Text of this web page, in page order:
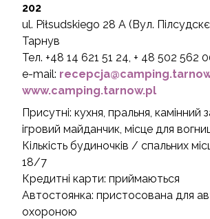
202
ul. Piłsudskiego 28 А (Вул.
Тарнув
Тел. +48 14 621 51 24, + 48 502 562
e-mail:
www.camping.tarnow.pl
Присутні: кухня, пральня, камінний
ігровий майданчик, місце для
Кількість будиночків / спальних
18/7
Кредитні карти: приймаються
Автостоянка: пристосована для
охороною